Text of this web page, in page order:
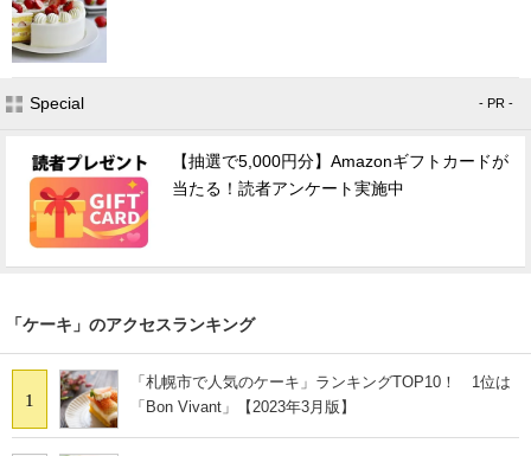
Special - PR -
【抽選で5,000円分】Amazonギフトカードが
当たる！読者アンケート実施中
「ケーキ」のアクセスランキング
1
「札幌市で人気のケーキ」ランキングTOP10！ 1位は
「Bon Vivant」【2023年3月版】